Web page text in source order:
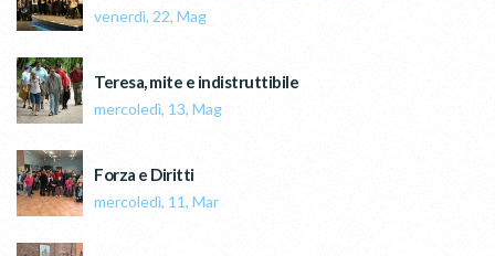
venerdì, 22, Mag
Teresa, mite e indistruttibile
mercoledì, 13, Mag
Forza e Diritti
mercoledì, 11, Mar